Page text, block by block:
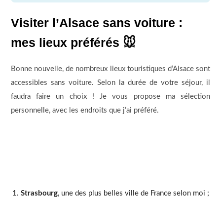
Visiter l’Alsace sans voiture :
mes lieux préférés 🐭
Bonne nouvelle, de nombreux lieux touristiques d’Alsace sont
accessibles sans voiture. Selon la durée de votre séjour, il
faudra faire un choix ! Je vous propose ma sélection
personnelle, avec les endroits que j’ai préféré.
Strasbourg, une des plus belles ville de France selon moi ;